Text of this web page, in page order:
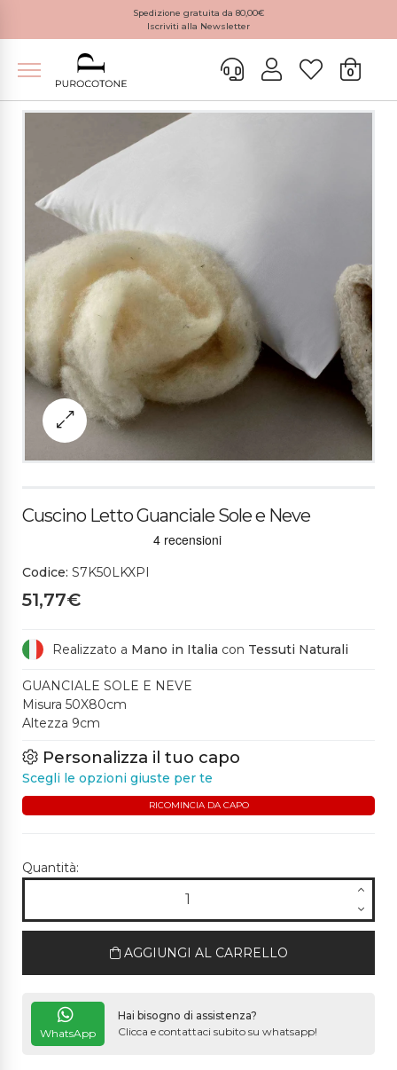
Spedizione gratuita da 80,00€
Iscriviti alla Newsletter
0
Cuscino Letto Guanciale Sole e Neve
Codice: S7K50LKXPI
51,77€
Realizzato a Mano in Italia con Tessuti Naturali
GUANCIALE SOLE E NEVE
Misura 50X80cm
Altezza 9cm
Personalizza il tuo capo
Scegli le opzioni giuste per te
RICOMINCIA DA CAPO
Quantità:
AGGIUNGI AL CARRELLO
WhatsApp
Hai bisogno di assistenza?
Clicca e contattaci subito su whatsapp!